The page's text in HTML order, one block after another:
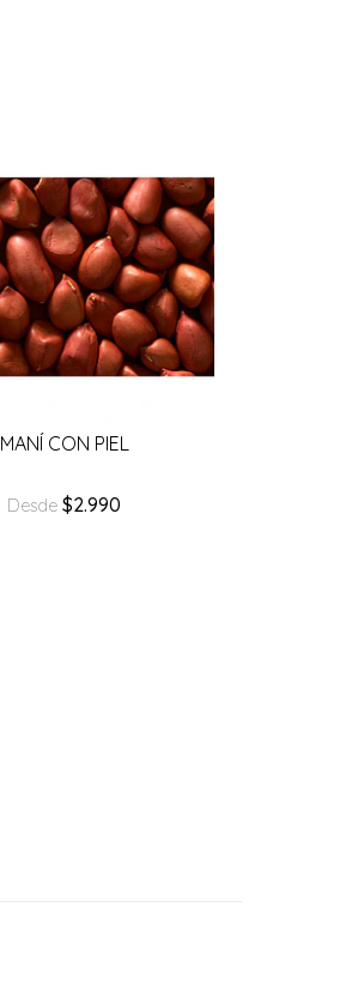
MANÍ CON PIEL
Desde$2.990